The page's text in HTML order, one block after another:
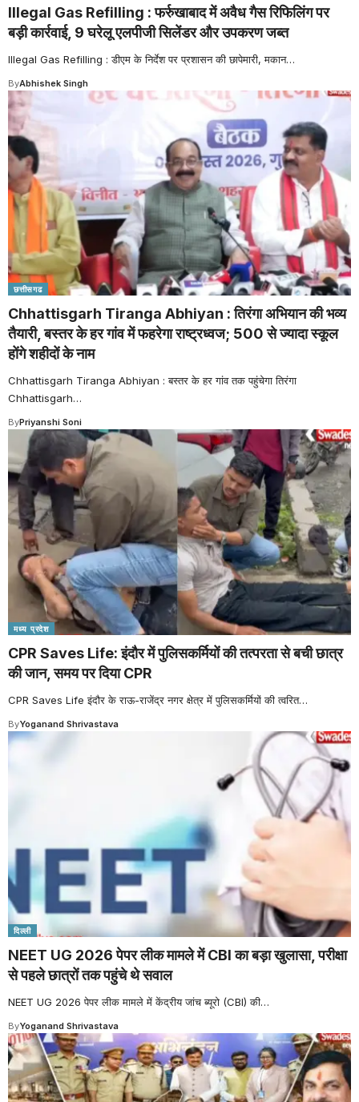
Illegal Gas Refilling : फर्रुखाबाद में अवैध गैस रिफिलिंग पर
बड़ी कार्रवाई, 9 घरेलू एलपीजी सिलेंडर और उपकरण जब्त
Illegal Gas Refilling : डीएम के निर्देश पर प्रशासन की छापेमारी, मकान…
ByAbhishek Singh
छत्तीसगढ
Chhattisgarh Tiranga Abhiyan : तिरंगा अभियान की भव्य
तैयारी, बस्तर के हर गांव में फहरेगा राष्ट्रध्वज; 500 से ज्यादा स्कूल
होंगे शहीदों के नाम
Chhattisgarh Tiranga Abhiyan : बस्तर के हर गांव तक पहुंचेगा तिरंगा
Chhattisgarh…
ByPriyanshi Soni
मध्य प्रदेश
CPR Saves Life: इंदौर में पुलिसकर्मियों की तत्परता से बची छात्र
की जान, समय पर दिया CPR
CPR Saves Life इंदौर के राऊ-राजेंद्र नगर क्षेत्र में पुलिसकर्मियों की त्वरित…
ByYoganand Shrivastava
दिल्ली
NEET UG 2026 पेपर लीक मामले में CBI का बड़ा खुलासा, परीक्षा
से पहले छात्रों तक पहुंचे थे सवाल
NEET UG 2026 पेपर लीक मामले में केंद्रीय जांच ब्यूरो (CBI) की…
ByYoganand Shrivastava